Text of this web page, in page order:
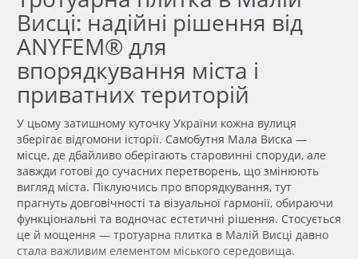
Висці: надійні рішення від
ANYFEM® для
впорядкування міста і
приватних територій
У цьому затишному куточку України кожна вулиця
зберігає відгомони історії. Самобутня Мала Виска —
місце, де дбайливо оберігають старовинні споруди, але
завжди готові до сучасних перетворень, що змінюють
вигляд міста. Піклуючись про впорядкування, тут
прагнуть довговічності та візуальної гармонії, обираючи
функціональні та водночас естетичні рішення. Стосується
це й мощення — тротуарна плитка в Малій Висці давно
стала важливим елементом міського середовища.